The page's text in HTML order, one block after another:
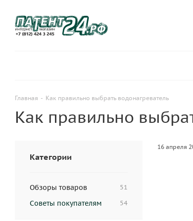
Главная - Как правильно выбрать водонагреватель
Как правильно
16 апреля
Категории
Обзоры товаров 51
Советы покупателям 54